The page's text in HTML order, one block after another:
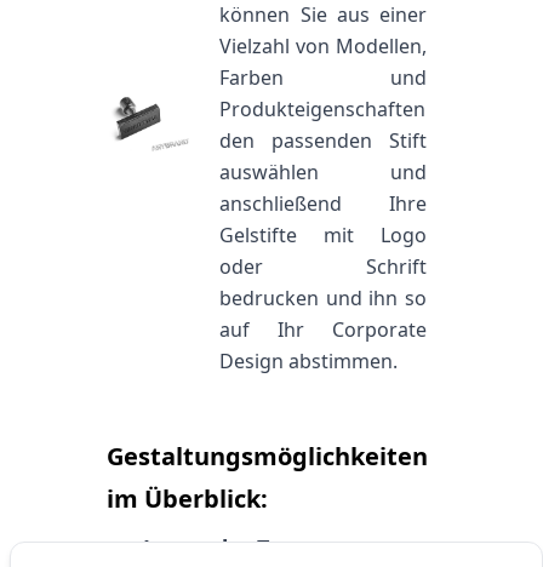
können Sie aus einer
Vielzahl von Modellen,
Farben und
Produkteigenschaften
den passenden Stift
auswählen und
anschließend Ihre
Gelstifte mit Logo
oder Schrift
bedrucken und ihn so
auf Ihr Corporate
Design abstimmen.
Gestaltungsmöglichkeiten
im Überblick:
• Logo oder Text: